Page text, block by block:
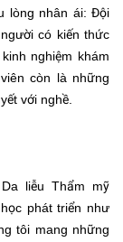
lòng nhân ái: Đội
có kiến thức
nghiệm khám
còn là những
với nghề.
liễu Thẩm mỹ
phát triển như
tôi mang những